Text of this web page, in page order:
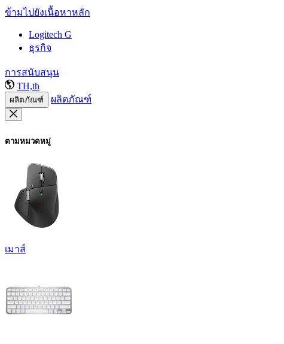
ข้ามไปยังเนื้อหาหลัก
Logitech G
ธุรกิจ
การสนับสนุน
TH,th
ผลิตภัณฑ์ ผลิตภัณฑ์
ตามหมวดหมู่
เมาส์